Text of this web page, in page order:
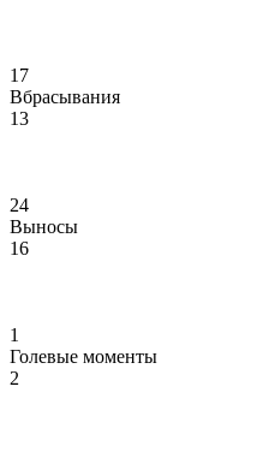
17
Вбрасывания
13
24
Выносы
16
1
Голевые моменты
2